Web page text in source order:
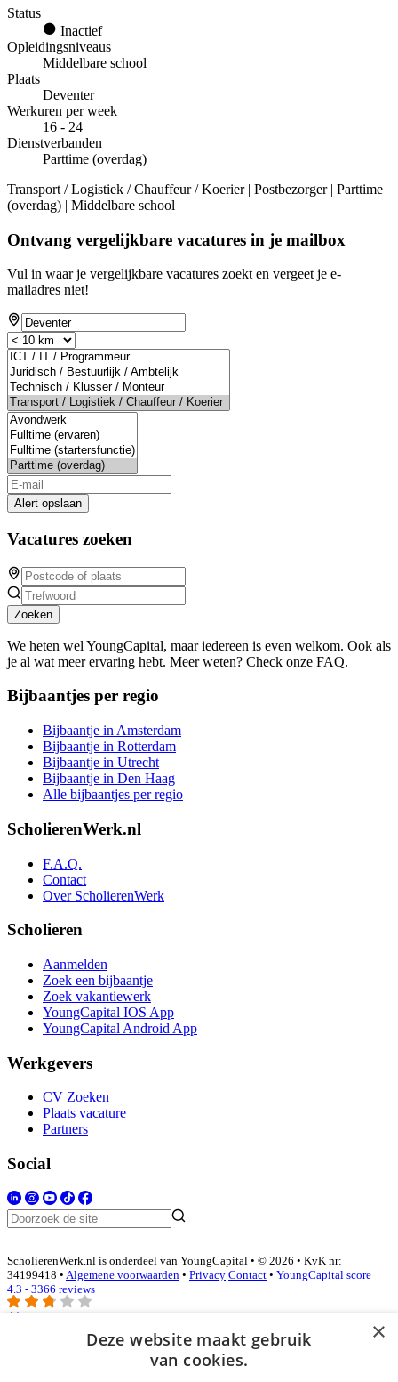
Status
Inactief
Opleidingsniveaus
Middelbare school
Plaats
Deventer
Werkuren per week
16 - 24
Dienstverbanden
Parttime (overdag)
Transport / Logistiek / Chauffeur / Koerier | Postbezorger | Parttime
(overdag) | Middelbare school
Ontvang vergelijkbare vacatures in je mailbox
Vul in waar je vergelijkbare vacatures zoekt en vergeet je e-
mailadres niet!
Alert opslaan
Vacatures zoeken
Zoeken
We heten wel YoungCapital, maar iedereen is even welkom. Ook als
je al wat meer ervaring hebt. Meer weten? Check onze FAQ.
Bijbaantjes per regio
Bijbaantje in Amsterdam
Bijbaantje in Rotterdam
Bijbaantje in Utrecht
Bijbaantje in Den Haag
Alle bijbaantjes per regio
ScholierenWerk.nl
F.A.Q.
Contact
Over ScholierenWerk
Scholieren
Aanmelden
Zoek een bijbaantje
Zoek vakantiewerk
YoungCapital IOS App
YoungCapital Android App
Werkgevers
CV Zoeken
Plaats vacature
Partners
Social
ScholierenWerk.nl is onderdeel van YoungCapital • © 2026 • KvK nr:
34199418 • Algemene voorwaarden • Privacy Contact • YoungCapital score
4.3 - 3366 reviews
×
Deze website maakt gebruik
van cookies.